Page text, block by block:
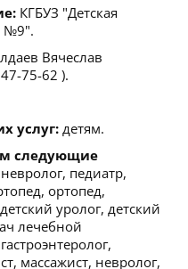
КГБУЗ "Детская
№9".
Вячеслав
75-62 ).
услуг: детям.
следующие
педиатр,
ортопед,
уролог, детский
лечебной
массажист, невролог,